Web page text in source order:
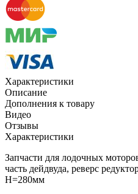
Характеристики
Описание
Дополнения к товару
Видео
Отзывы
Характеристики
Запчасти для лодочных
часть дейдвуда, реверс
Н=280мм